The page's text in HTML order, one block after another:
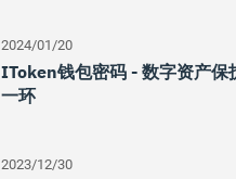
2024/01/20
IToken钱包密码 - 数字资产保
一环
2023/12/30